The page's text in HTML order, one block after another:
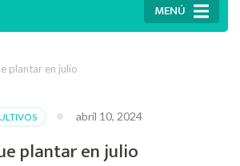
MENÚ
plantar en julio
abril 10, 2024
plantar en julio